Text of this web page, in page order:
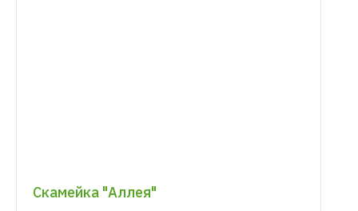
Скамейка "Аллея"